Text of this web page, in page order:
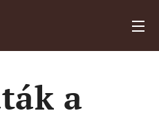
a